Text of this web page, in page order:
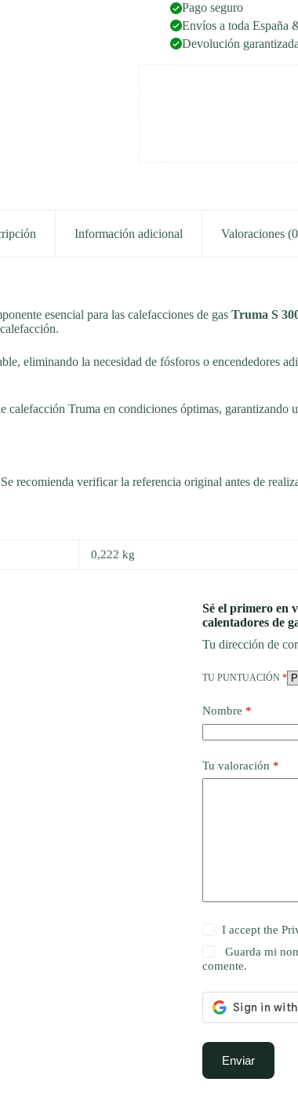
cantidad
Pago seguro
Envíos a toda España
Devolución garantizada
Información adicional Valoraciones
esencial para las calefacciones de gas Truma S
eliminando la necesidad de fósforos o encendedores
calefacción Truma en condiciones óptimas,
recomienda verificar la referencia original antes de
0,222 kg
Sé el primero en
calentadores de
Tu dirección de
TU PUNTUACIÓN *
Nombre *
Tu valoración *
I accept the
Guarda mi
comente.
Enviar